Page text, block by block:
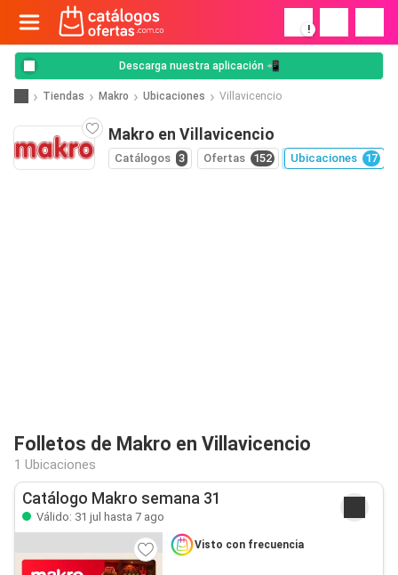
!
Descarga nuestra aplicación 📲
Tiendas Makro Ubicaciones Villavicencio
Makro en Villavicencio
Catálogos 3 Ofertas 152 Ubicaciones 17
Folletos de Makro en Villavicencio
1 Ubicaciones
Catálogo Makro semana 31
Válido: 31 jul hasta 7 ago
Visto con frecuencia